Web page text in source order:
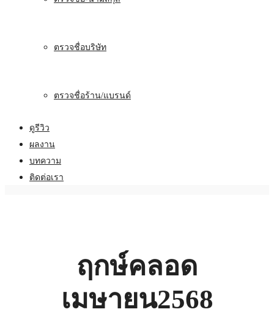
ตรวจชื่อบริษัท
ตรวจชื่อร้าน/แบรนด์
ดูรีวิว
ผลงาน
บทความ
ติดต่อเรา
ฤกษ์คลอด
เมษายน2568